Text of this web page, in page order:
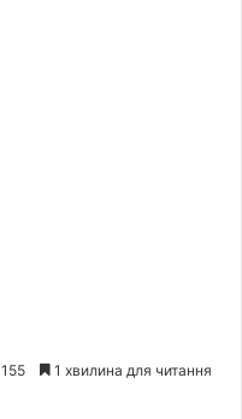
155 1 хвилина для читання